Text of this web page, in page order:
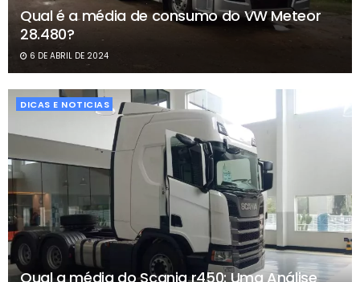
Qual é a média de consumo do VW Meteor
28.480?
6 DE ABRIL DE 2024
DICAS E NOTICIAS
Qual a média do Scania r450: Uma Análise